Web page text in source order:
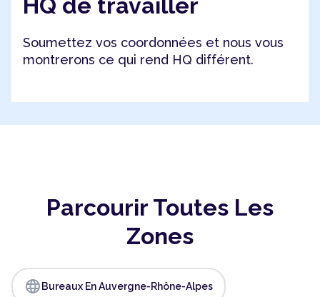
Soumettez vos coordonnées et nous vous
montrerons ce qui rend HQ différent.
Parcourir Toutes Les
Zones
language Bureaux En Auvergne-Rhône-Alpes